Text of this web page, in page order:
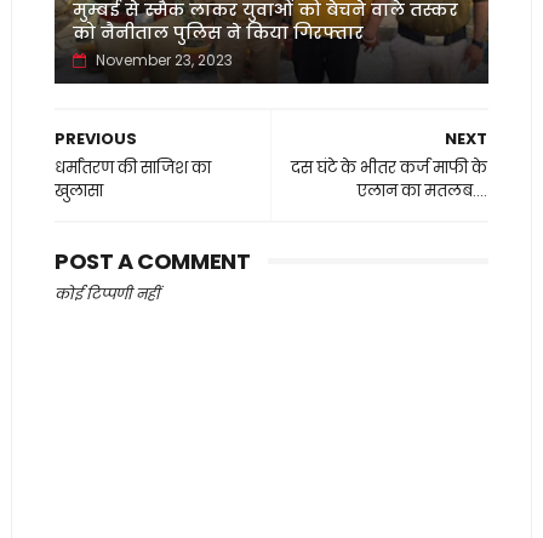
मुम्बई से स्मैक लाकर युवाओं को बेचने वाले तस्कर
को नैनीताल पुलिस ने किया गिरफ्तार
November 23, 2023
NEXT
दस घंटे के भीतर कर्ज माफी के
एलान का मतलब....
PREVIOUS
धर्मांतरण की साजिश का
खुलासा
POST A COMMENT
कोई टिप्पणी नहीं